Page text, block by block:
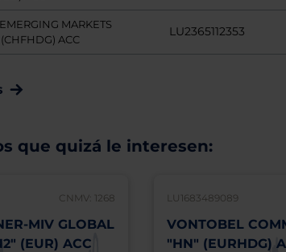
MARKETS
ACC
LU2365112353
que quizá le interesen:
CNMV: 1268
MIV GLOBAL
(EUR) ACC
LU1683489089
VONTOBEL
"HN" (EURHDG)